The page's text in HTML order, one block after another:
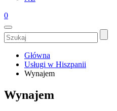
0
Główna
Usługi w Hiszpanii
Wynajem
Wynajem